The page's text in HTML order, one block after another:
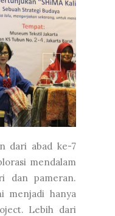
dari abad ke-7
mendalam
dan pameran.
menjadi hanya
Lebih dari